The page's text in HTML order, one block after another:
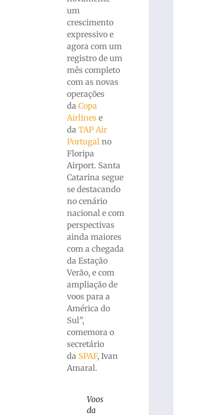
um
crescimento
expressivo e
agora com um
registro de um
mês completo
com as novas
operações
daCopa
Airlines e
daTAP Air
Portugal no
Floripa
Airport. Santa
Catarina segue
se destacando
no cenário
nacional e com
perspectivas
ainda maiores
com a chegada
da Estação
Verão, e com
ampliação de
voos para a
América do
Sul”,
comemora o
secretário
da SPAF, Ivan
Amaral.
Voos
da